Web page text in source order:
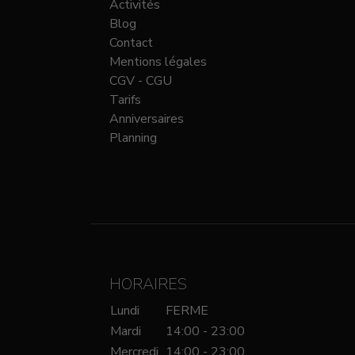
Activités
Blog
Contact
Mentions légales
CGV - CGU
Tarifs
Anniversaires
Planning
HORAIRES
Lundi
FERME
Mardi
14:00 - 23:00